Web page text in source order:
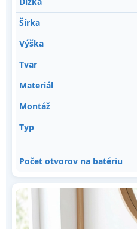
Šírka
Výška
Tvar
Materiál
Montáž
Typ
Počet otvorov na batériu